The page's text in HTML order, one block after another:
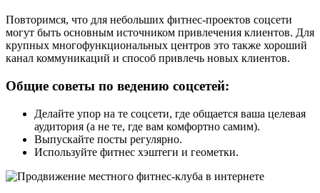
Повторимся, что для небольших фитнес-проектов соцсети
могут быть основным источником привлечения клиентов. Для
крупных многофункциональных центров это также хороший
канал коммуникаций и способ привлечь новых клиентов.
Общие советы по ведению соцсетей:
Делайте упор на те соцсети, где общается ваша целевая
аудитория (а не те, где вам комфортно самим).
Выпускайте посты регулярно.
Используйте фитнес хэштеги и геометки.